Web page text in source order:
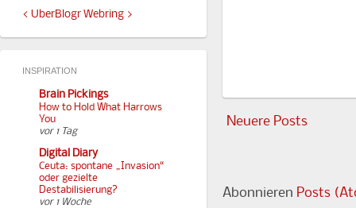
Neuere Posts
Abonnieren Posts
< UberBlogr Webring >
INSPIRATION
Brain Pickings
How to Hold What Harrows
You
vor 1 Tag
Digital Diary
Ceuta: spontane „Invasion“
oder gezielte
Destabilisierung?
vor 1 Woche